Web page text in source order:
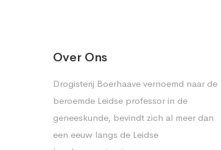
Over Ons
Drogisterij Boerhaave vernoemd naar de
beroemde Leidse professor in de
geneeskunde, bevindt zich al meer dan
een eeuw langs de Leidse